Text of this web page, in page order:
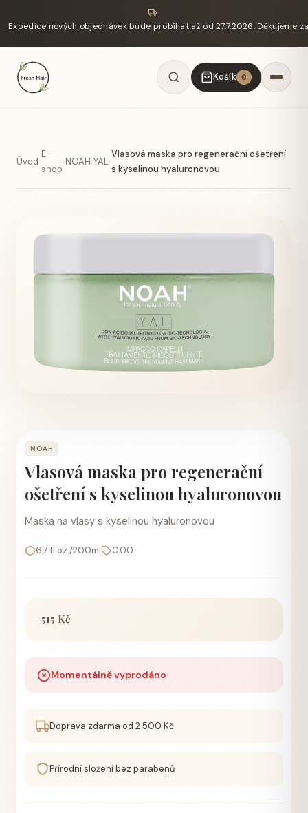
Expedice nových objednávek bude probíhat až od 27.7.2026. Děkujeme
Košík 0
Úvod›
E-
shop
›NOAH›YAL›
Vlasová maska pro regenerační ošetření
s kyselinou hyaluronovou
NOAH
Vlasová maska pro regenerační
ošetření s kyselinou hyaluronovou
Maska na vlasy s kyselinou hyaluronovou
6.7 fl.oz./200ml 0.00
515 Kč
Momentálně vyprodáno
Doprava zdarma od 2 500 Kč
Přírodní složení bez parabenů